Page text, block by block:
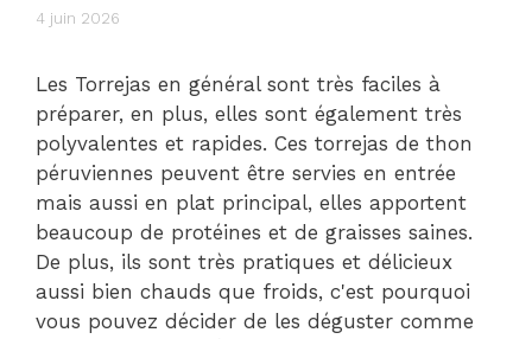
4 juin 2026
Les Torrejas en général sont très faciles à
préparer, en plus, elles sont également très
polyvalentes et rapides. Ces torrejas de thon
péruviennes peuvent être servies en entrée
mais aussi en plat principal, elles apportent
beaucoup de protéines et de graisses saines.
De plus, ils sont très pratiques et délicieux
aussi bien chauds que froids, c'est pourquoi
vous pouvez décider de les déguster comme